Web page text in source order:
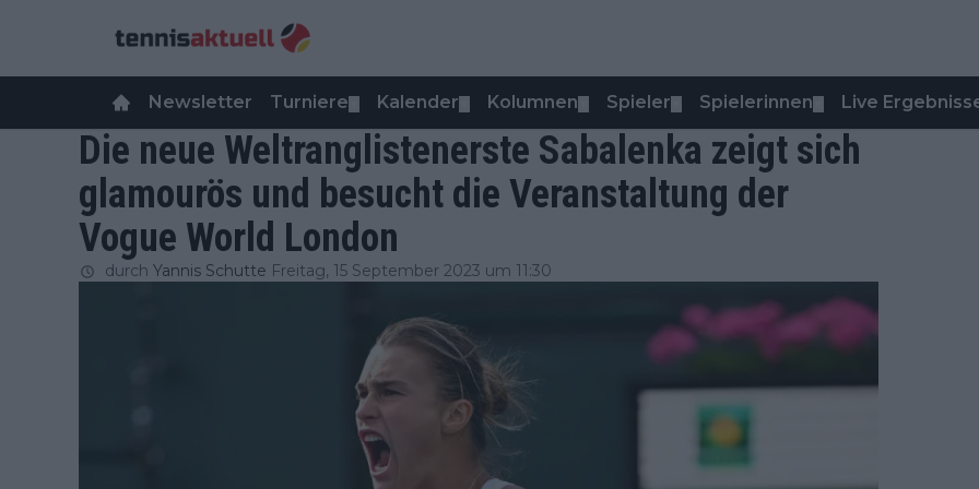
Newsletter Turniere Kalender Kolumnen Spieler Spielerinnen Live
Die neue Weltranglistenerste Sabalenka zeigt sich
glamourös und besucht die Veranstaltung der
Vogue World London
durch Yannis Schutte Freitag, 15 September 2023 um 11:30